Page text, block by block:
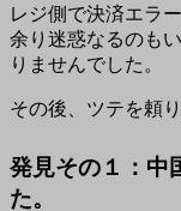
レジ側で決済エラ
余り迷惑なるのも
りませんでした。
その後、ツテを頼
発見その１：中
た。